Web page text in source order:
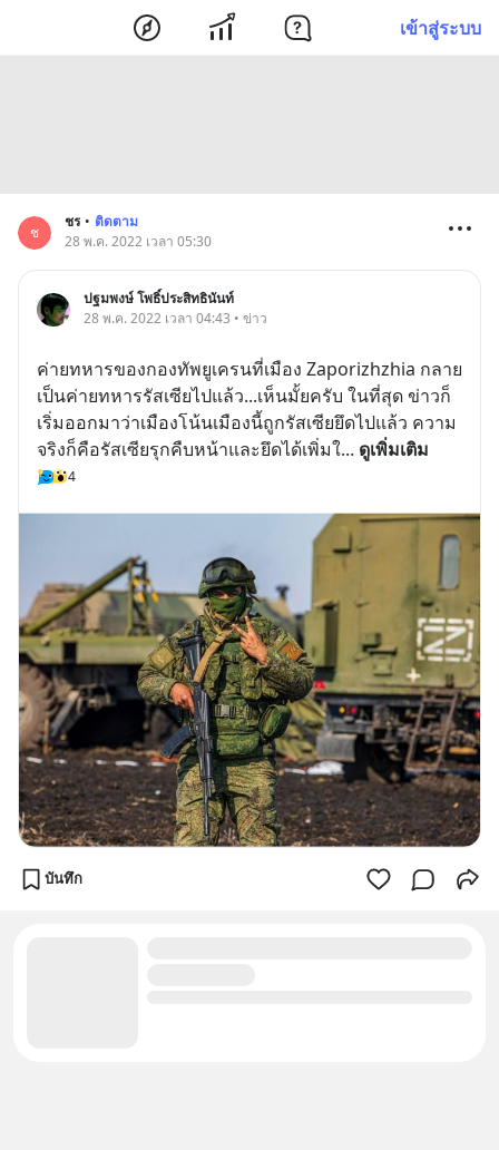
เข้าสู่ระบบ
ช
ชร • ติดตาม
28 พ.ค. 2022 เวลา 05:30
ปฐมพงษ์ โพธิ์ประสิทธินันท์
28 พ.ค. 2022 เวลา 04:43 • ข่าว
ค่ายทหารของกองทัพยูเครนที่เมือง Zaporizhzhia กลาย
เป็นค่ายทหารรัสเซียไปแล้ว...เห็นมั้ยครับ ในที่สุด ข่าวก็
เริ่มออกมาว่าเมืองโน้นเมืองนี้ถูกรัสเซียยึดไปแล้ว ความ
จริงก็คือรัสเซียรุกคืบหน้าและยึดได้เพิ่มใ... ดูเพิ่มเติม
4
บันทึก